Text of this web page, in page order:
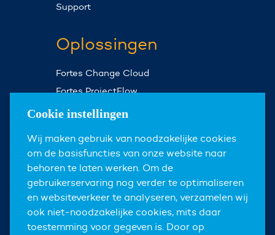
Support
Oplossingen
Fortes Change Cloud
Fortes ProjectFlow
Fortes Milestones
Over ons
Over Fortes
Nieuws & events
Carrières
Cookie instellingen
Wij maken gebruik van noodzakelijke cookies
om de basisfuncties van onze website naar
behoren te laten werken. Om de
gebruikerservaring nog verder te optimaliseren
en websiteverkeer te analyseren, verzamelen wij
ook niet-noodzakelijke cookies, mits daar
toestemming voor gegeven is. Door op